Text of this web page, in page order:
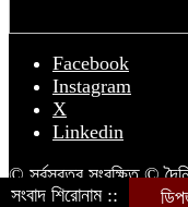
Facebook
Instagram
X
Linkedin
© সর্বস্বত্ব সংরক্ষিত ©
সংবাদ শিরোনাম ::